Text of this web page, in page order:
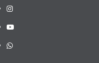
Instagram
YouTube
Whatsapp